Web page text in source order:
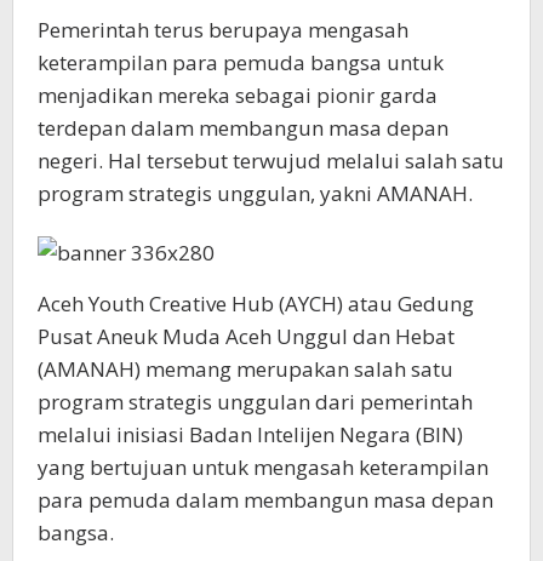
Pemerintah terus berupaya mengasah
keterampilan para pemuda bangsa untuk
menjadikan mereka sebagai pionir garda
terdepan dalam membangun masa depan
negeri. Hal tersebut terwujud melalui salah satu
program strategis unggulan, yakni AMANAH.
Aceh Youth Creative Hub (AYCH) atau Gedung
Pusat Aneuk Muda Aceh Unggul dan Hebat
(AMANAH) memang merupakan salah satu
program strategis unggulan dari pemerintah
melalui inisiasi Badan Intelijen Negara (BIN)
yang bertujuan untuk mengasah keterampilan
para pemuda dalam membangun masa depan
bangsa.